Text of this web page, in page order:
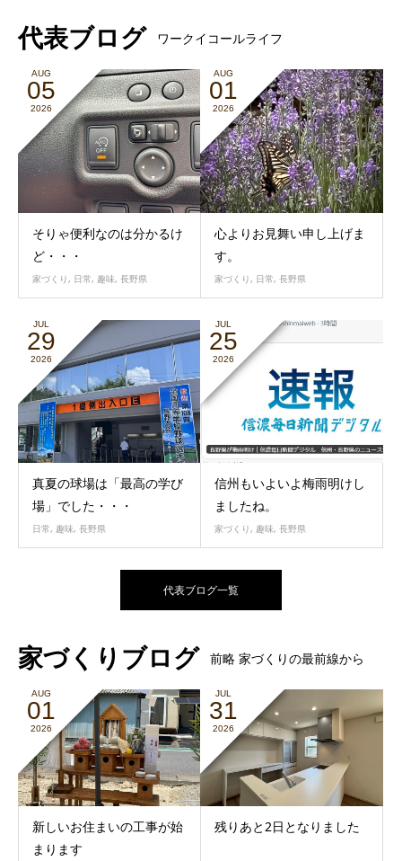
代表ブログ ワークイコールライフ
AUG
05
2026
そりゃ便利なのは分かるけ
ど・・・
家づくり, 日常, 趣味, 長野県
AUG
01
2026
心よりお見舞い申し上げま
す。
家づくり, 日常, 長野県
JUL
29
2026
真夏の球場は「最高の学び
場」でした・・・
日常, 趣味, 長野県
JUL
25
2026
信州もいよいよ梅雨明けし
ましたね。
家づくり, 趣味, 長野県
代表ブログ一覧
家づくりブログ 前略 家づくりの最前線から
AUG
01
2026
新しいお住まいの工事が始
まります
JUL
31
2026
残りあと2日となりました